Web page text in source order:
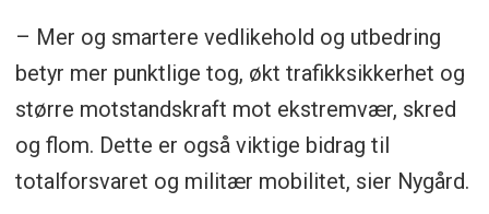
Byggingen av Hordfast – ferjefri
forbindelse på E39 mellom Stord og Os
i Vestland – utsettes. Regjeringen vil
«vurdere prosjektet ved en senere
rullering av porteføljen når
– Mer og smartere vedlikehold og utbedring
betyr mer punktlige tog, økt trafikksikkerhet og
større motstandskraft mot ekstremvær, skred
og flom. Dette er også viktige bidrag til
totalforsvaret og militær mobilitet, sier Nygård.